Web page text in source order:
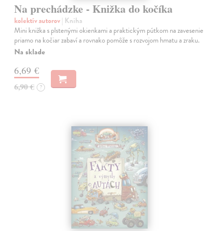
Na prechádzke - Knižka do kočíka
kolektív autorov| Kniha
Mini knižka s plstenými okienkami a praktickým pútkom na zavesenie
priamo na kočiar zabaví a rovnako pomôže s rozvojom hmatu a zraku.
Na sklade
6,69 €
6,90 € ?